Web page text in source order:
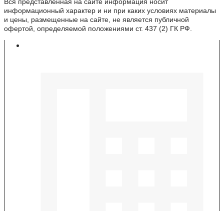
Вся представленная на сайте информация носит
информационный характер и ни при каких условиях материалы
и цены, размещенные на сайте, не является публичной
офертой, определяемой положениями ст. 437 (2) ГК РФ.